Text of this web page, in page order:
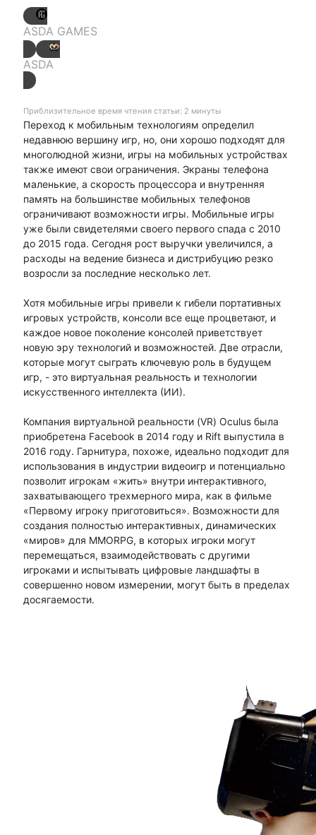
ASDA GAMES
ASDA
Приблизительное время чтения статьи: 2 минуты
Переход к мобильным технологиям определил
недавнюю вершину игр, но, они хорошо подходят для
многолюдной жизни, игры на мобильных устройствах
также имеют свои ограничения. Экраны телефона
маленькие, а скорость процессора и внутренняя
память на большинстве мобильных телефонов
ограничивают возможности игры. Мобильные игры
уже были свидетелями своего первого спада с 2010
до 2015 года. Сегодня рост выручки увеличился, а
расходы на ведение бизнеса и дистрибуцию резко
возросли за последние несколько лет.
Хотя мобильные игры привели к гибели портативных
игровых устройств, консоли все еще процветают, и
каждое новое поколение консолей приветствует
новую эру технологий и возможностей. Две отрасли,
которые могут сыграть ключевую роль в будущем
игр, - это виртуальная реальность и технологии
искусственного интеллекта (ИИ).
Компания виртуальной реальности (VR) Oculus была
приобретена Facebook в 2014 году и Rift выпустила в
2016 году. Гарнитура, похоже, идеально подходит для
использования в индустрии видеоигр и потенциально
позволит игрокам «жить» внутри интерактивного,
захватывающего трехмерного мира, как в фильме
«Первому игроку приготовиться». Возможности для
создания полностью интерактивных, динамических
«миров» для MMORPG, в которых игроки могут
перемещаться, взаимодействовать с другими
игроками и испытывать цифровые ландшафты в
совершенно новом измерении, могут быть в пределах
досягаемости.